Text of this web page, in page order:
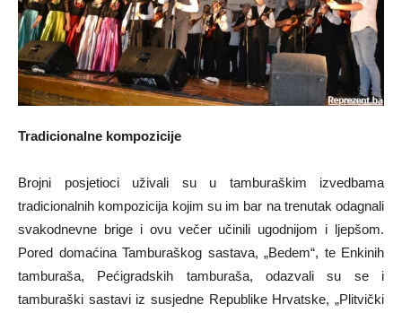
Tradicionalne kompozicije
Brojni posjetioci uživali su u tamburaškim izvedbama
tradicionalnih kompozicija kojim su im bar na trenutak odagnali
svakodnevne brige i ovu večer učinili ugodnijom i ljepšom.
Pored domaćina Tamburaškog sastava, „Bedem“, te Enkinih
tamburaša, Pećigradskih tamburaša, odazvali su se i
tamburaški sastavi iz susjedne Republike Hrvatske, „Plitvički